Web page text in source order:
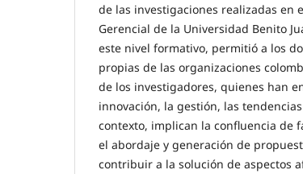
de las investigaciones realizadas en
Gerencial de la Universidad Benito
este nivel formativo, permitió a los
propias de las organizaciones
de los investigadores, quienes han
innovación, la gestión, las
contexto, implican la confluencia de
el abordaje y generación de
contribuir a la solución de aspectos